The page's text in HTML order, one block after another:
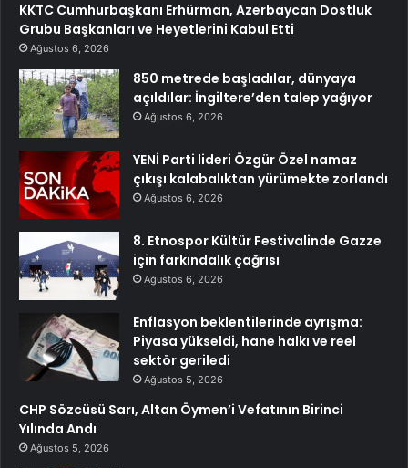
KKTC Cumhurbaşkanı Erhürman, Azerbaycan Dostluk
Grubu Başkanları ve Heyetlerini Kabul Etti
Ağustos 6, 2026
850 metrede başladılar, dünyaya
açıldılar: İngiltere’den talep yağıyor
Ağustos 6, 2026
YENİ Parti lideri Özgür Özel namaz
çıkışı kalabalıktan yürümekte zorlandı
Ağustos 6, 2026
8. Etnospor Kültür Festivalinde Gazze
için farkındalık çağrısı
Ağustos 6, 2026
Enflasyon beklentilerinde ayrışma:
Piyasa yükseldi, hane halkı ve reel
sektör geriledi
Ağustos 5, 2026
CHP Sözcüsü Sarı, Altan Öymen’i Vefatının Birinci
Yılında Andı
Ağustos 5, 2026